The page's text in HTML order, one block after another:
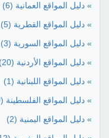
» دليل المواقع العمانية (6)
» دليل المواقع القطرية (5)
» دليل المواقع السورية (3)
» دليل المواقع الأردنية (20)
» دليل المواقع اللبنانية (1)
» دليل المواقع الفلسطينة (9)
» دليل المواقع اليمنية (2)